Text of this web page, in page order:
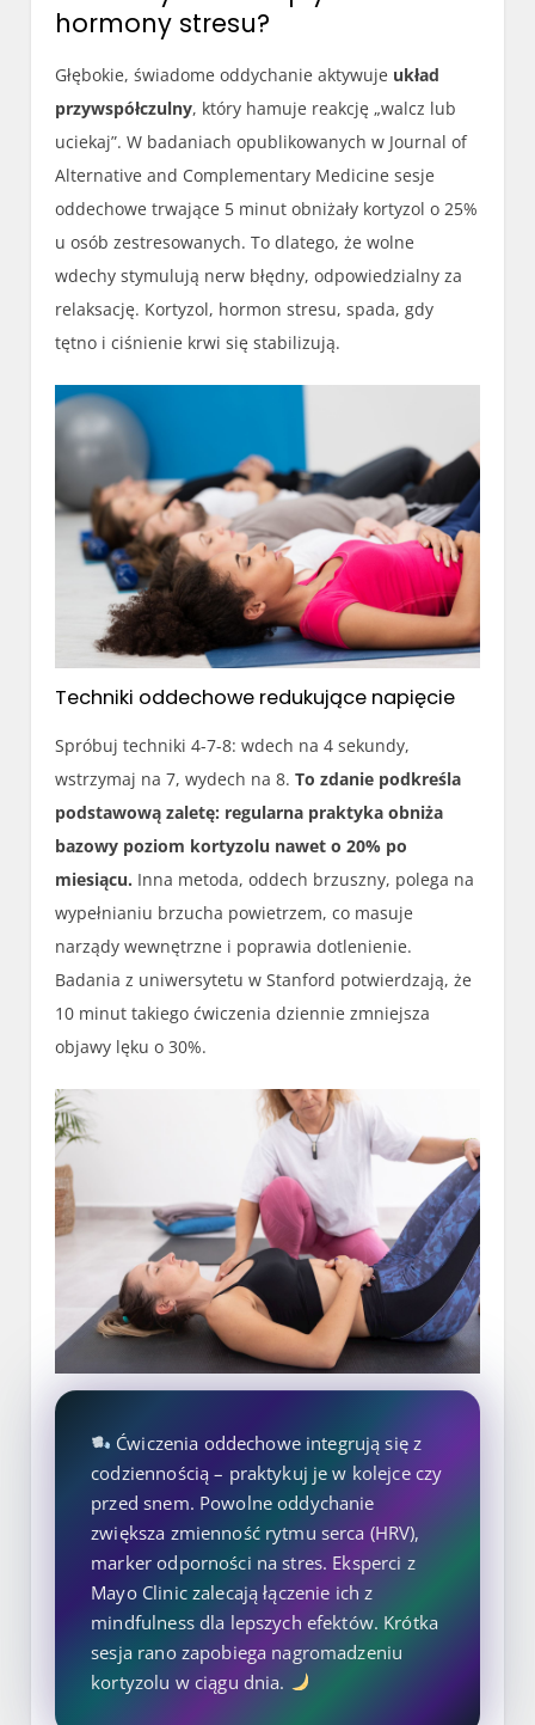
hormony stresu?
Głębokie, świadome oddychanie aktywuje układ
przywspółczulny, który hamuje reakcję „walcz lub
uciekaj”. W badaniach opublikowanych w Journal of
Alternative and Complementary Medicine sesje
oddechowe trwające 5 minut obniżały kortyzol o 25%
u osób zestresowanych. To dlatego, że wolne
wdechy stymulują nerw błędny, odpowiedzialny za
relaksację. Kortyzol, hormon stresu, spada, gdy
tętno i ciśnienie krwi się stabilizują.
Techniki oddechowe redukujące napięcie
Spróbuj techniki 4-7-8: wdech na 4 sekundy,
wstrzymaj na 7, wydech na 8.To zdanie podkreśla
podstawową zaletę: regularna praktyka obniża
bazowy poziom kortyzolu nawet o 20% po
miesiącu. Inna metoda, oddech brzuszny, polega na
wypełnianiu brzucha powietrzem, co masuje
narządy wewnętrzne i poprawia dotlenienie.
Badania z uniwersytetu w Stanford potwierdzają, że
10 minut takiego ćwiczenia dziennie zmniejsza
objawy lęku o 30%.
Ćwiczenia oddechowe integrują się z
codziennością – praktykuj je w kolejce czy
przed snem. Powolne oddychanie
zwiększa zmienność rytmu serca (HRV),
marker odporności na stres. Eksperci z
Mayo Clinic zalecają łączenie ich z
mindfulness dla lepszych efektów. Krótka
sesja rano zapobiega nagromadzeniu
kortyzolu w ciągu dnia.